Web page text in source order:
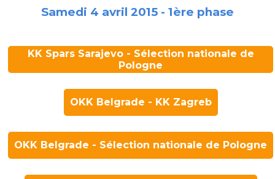
Samedi 4 avril 2015 - 1ère phase
KK Spars Sarajevo - Sélection nationale de
Pologne
OKK Belgrade - KK Zagreb
OKK Belgrade - Sélection nationale de Pologne